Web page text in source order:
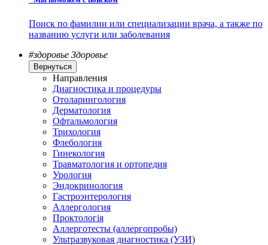
Поиск по фамилии или специализации врача, а также по
названию услуги или заболевания
#здоровье Здоровье
Вернуться
Направления
Диагностика и процедуры
Отоларингология
Дерматология
Офтальмология
Трихология
Флебология
Гинекология
Травматология и ортопедия
Урология
Эндокринология
Гастроэнтерология
Аллергология
Проктологія
Аллерготесты (аллергопробы)
Ультразвуковая диагностика (УЗИ)